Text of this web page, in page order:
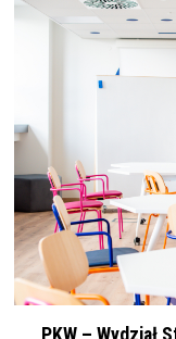
PKW – Wydział